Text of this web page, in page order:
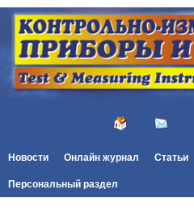
Новости Онлайн журнал Статьи
Персональный раздел